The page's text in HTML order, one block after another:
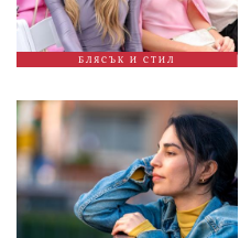
БЛЯСЪК И СТИЛ